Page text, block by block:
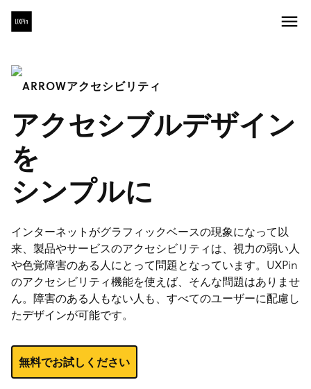
アクセシビリティ
アクセシブルデザイン
を
シンプルに
インターネットがグラフィックベースの現象になって以
来、製品やサービスのアクセシビリティは、視力の弱い人
や色覚障害のある人にとって問題となっています。UXPin
のアクセシビリティ機能を使えば、そんな問題はありませ
ん。障害のある人もない人も、すべてのユーザーに配慮し
たデザインが可能です。
無料でお試しください